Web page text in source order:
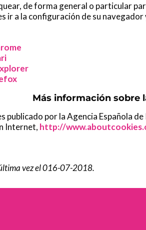
de forma general o particular
ir a la configuración de su
Más información sobre
por la Agencia Española
Internet, http://
vez el 016-07-2018.